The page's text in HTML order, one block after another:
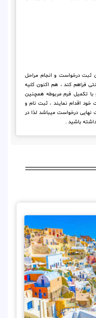
ثبت درخواست و انجام مراحل
فراهم کند ، هم اکنون کلیه
با تکمیل فرم مربوطه همچنین
اقدام نمایند ، ثبت نام و
نهایی درخواست میباشد لذا در
باشید .